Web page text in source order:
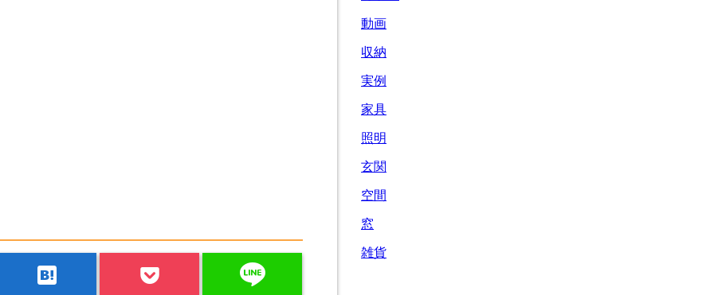
hatenabookmark line
動画
収納
実例
家具
照明
玄関
空間
窓
雑貨